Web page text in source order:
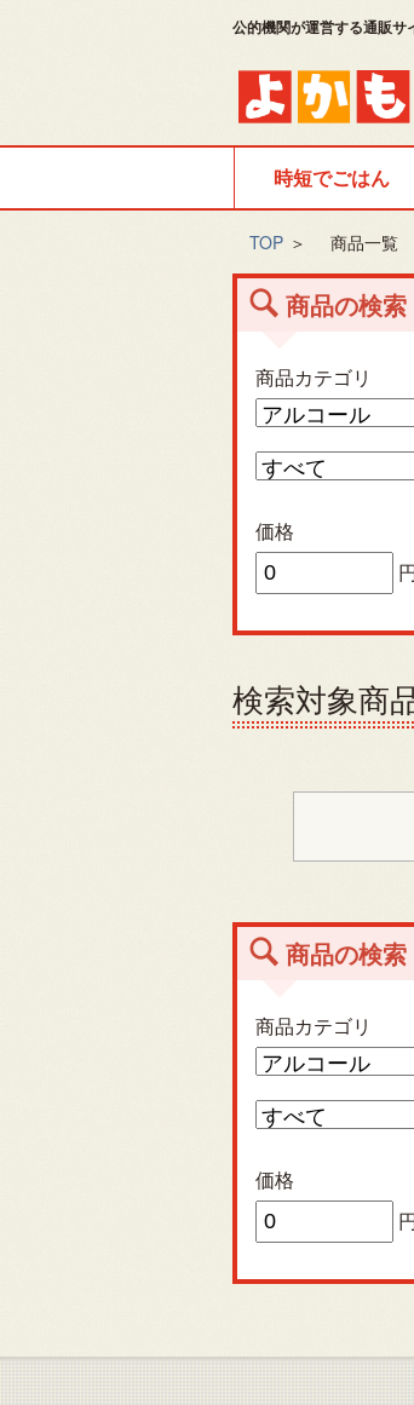
公的機関が運営する通販サ
時短でごはん
TOP ＞ 商品一覧
商品の検索
商品カテゴリ
価格
検索対象商
商品の検索
商品カテゴリ
価格